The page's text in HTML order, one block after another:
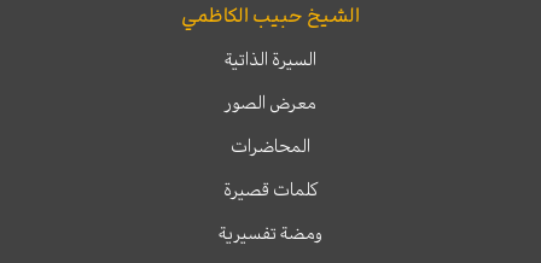
الشيخ حبيب الكاظمي
السيرة الذاتية
معرض الصور
المحاضرات
كلمات قصيرة
ومضة تفسيرية